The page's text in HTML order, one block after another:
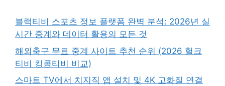
블랙티비 스포츠 정보 플랫폼 완벽 분석: 2026년 실
시간 중계와 데이터 활용의 모든 것
해외축구 무료 중계 사이트 추천 순위 (2026 헐크
티비 킹콩티비 비교)
스마트 TV에서 치지직 앱 설치 및 4K 고화질 연결